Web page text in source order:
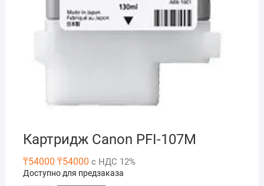
Картридж Canon PFI-107M
₸54000 ₸54000 с НДС 12%
Доступно для предзаказа